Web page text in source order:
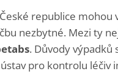
republice
nezbytné. Mezi ty
. Důvody
pro kontrolu léčiv